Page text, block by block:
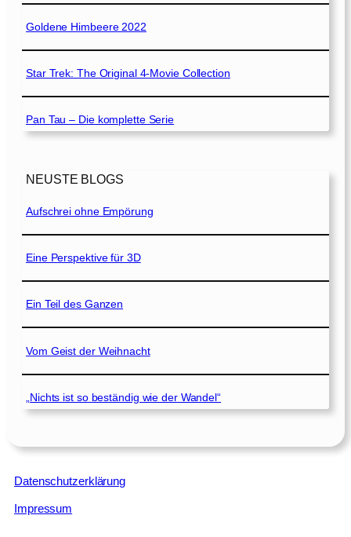
Goldene Himbeere 2022
Star Trek: The Original 4-Movie Collection
Pan Tau – Die komplette Serie
NEUSTE BLOGS
Aufschrei ohne Empörung
Eine Perspektive für 3D
Ein Teil des Ganzen
Vom Geist der Weihnacht
„Nichts ist so beständig wie der Wandel“
Datenschutzerklärung
Impressum